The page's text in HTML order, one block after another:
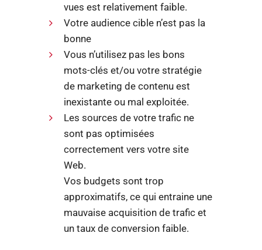
vues est relativement faible.
Votre audience cible n’est pas la
bonne
Vous n’utilisez pas les bons
mots-clés et/ou votre stratégie
de marketing de contenu est
inexistante ou mal exploitée.
Les sources de votre trafic ne
sont pas optimisées
correctement vers votre site
Web.
Vos budgets sont trop
approximatifs, ce qui entraine une
mauvaise acquisition de trafic et
un taux de conversion faible.